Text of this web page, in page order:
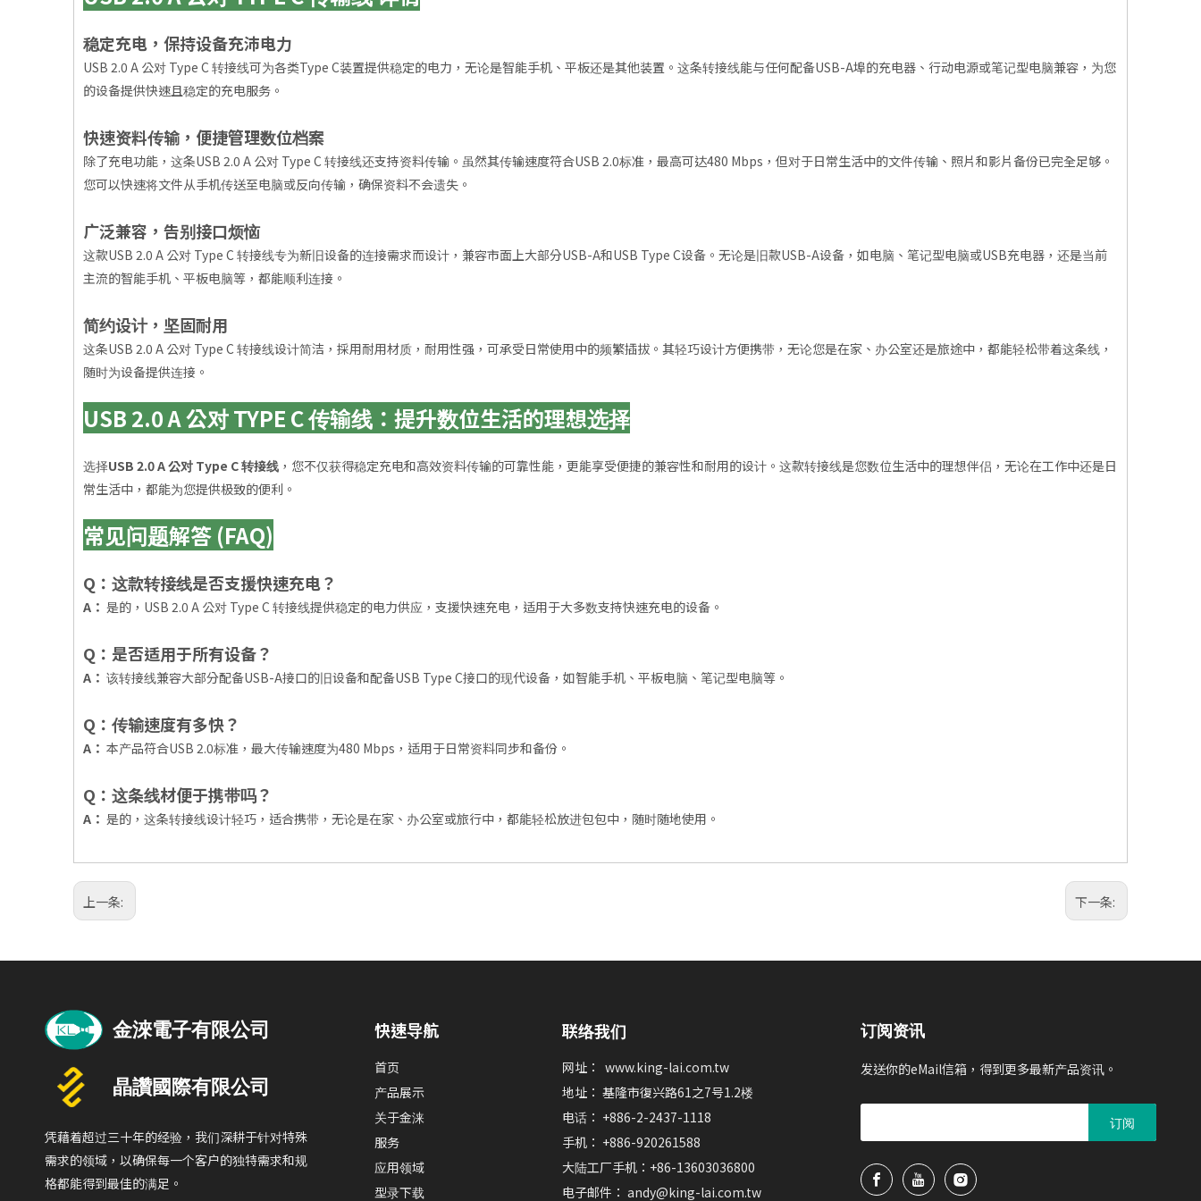
稳定充电，保持设备充沛电力
USB 2.0 A 公对 Type C 转接线可为各类Type C装置提供稳定的电力，无论是智能手机、平板还是其他装置。这条转接线能与任何配备USB-A埠的充电器、行动电源或笔记型电脑兼容，为您
的设备提供快速且稳定的充电服务。
快速资料传输，便捷管理数位档案
除了充电功能，这条USB 2.0 A 公对 Type C 转接线还支持资料传输。虽然其传输速度符合USB 2.0标准，最高可达480 Mbps，但对于日常生活中的文件传输、照片和影片备份已完全足够。
您可以快速将文件从手机传送至电脑或反向传输，确保资料不会遗失。
广泛兼容，告别接口烦恼
这款USB 2.0 A 公对 Type C 转接线专为新旧设备的连接需求而设计，兼容市面上大部分USB-A和USB Type C设备。无论是旧款USB-A设备，如电脑、笔记型电脑或USB充电器，还是当前
主流的智能手机、平板电脑等，都能顺利连接。
简约设计，坚固耐用
这条USB 2.0 A 公对 Type C 转接线设计简洁，採用耐用材质，耐用性强，可承受日常使用中的频繁插拔。其轻巧设计方便携带，无论您是在家、办公室还是旅途中，都能轻松带着这条线，
随时为设备提供连接。
USB 2.0 A 公对 TYPE C 传输线：提升数位生活的理想选择
选择USB 2.0 A 公对 Type C 转接线 ，您不仅获得稳定充电和高效资料传输的可靠性能，更能享受便捷的兼容性和耐用的设计。这款转接线是您数位生活中的理想伴侣，无论在工作中还是日
常生活中，都能为您提供极致的便利。
常见问题解答 (FAQ)
Q：这款转接线是否支援快速充电？
A： 是的，USB 2.0 A 公对 Type C 转接线提供稳定的电力供应，支援快速充电，适用于大多数支持快速充电的设备。
Q：是否适用于所有设备？
A： 该转接线兼容大部分配备USB-A接口的旧设备和配备USB Type C接口的现代设备，如智能手机、平板电脑、笔记型电脑等。
Q：传输速度有多快？
A： 本产品符合USB 2.0标准，最大传输速度为480 Mbps，适用于日常资料同步和备份。
Q：这条线材便于携带吗？
A： 是的，这条转接线设计轻巧，适合携带，无论是在家、办公室或旅行中，都能轻松放进包包中，随时随地使用。
上一条: 下一条:
凭藉着超过三十年的经验，我们深耕于针对特殊
需求的领域，以确保每一个客户的独特需求和规
格都能得到最佳的满足。
快速导航
首页
产品展示
关于金涞
服务
应用领域
型录下载
联络我们
网址：www.king-lai.com.tw
地址： 基隆市復兴路61之7号1.2楼
电话： +886-2-2437-1118
手机： +886-920261588
大陆工厂手机：+86-13603036800
电子邮件：andy@king-lai.com.tw
订阅资讯
发送你的eMail信箱，得到更多最新产品资讯。
订阅